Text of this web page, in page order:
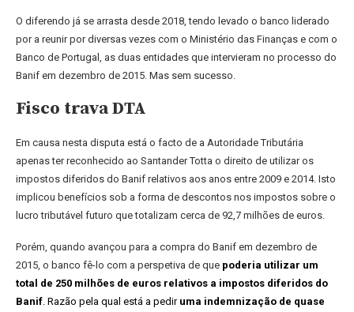
O diferendo já se arrasta desde 2018, tendo levado o banco liderado
por a reunir por diversas vezes com o Ministério das Finanças e com o
Banco de Portugal, as duas entidades que intervieram no processo do
Banif em dezembro de 2015. Mas sem sucesso.
Fisco trava DTA
Em causa nesta disputa está o facto de a Autoridade Tributária
apenas ter reconhecido ao Santander Totta o direito de utilizar os
impostos diferidos do Banif relativos aos anos entre 2009 e 2014. Isto
implicou benefícios sob a forma de descontos nos impostos sobre o
lucro tributável futuro que totalizam cerca de 92,7 milhões de euros.
Porém, quando avançou para a compra do Banif em dezembro de
2015, o banco fê-lo com a perspetiva de que poderia utilizar um
total de 250 milhões de euros relativos a impostos diferidos do
Banif. Razão pela qual está a pedir uma indemnização de quase